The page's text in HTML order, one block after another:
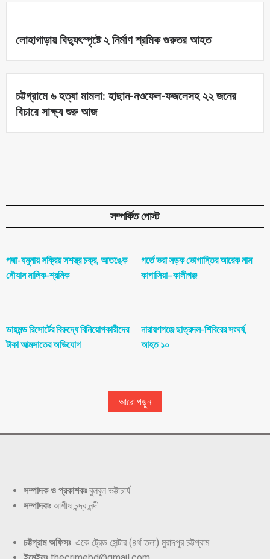
লোহাগাড়ায় বিদ্যুৎস্পৃষ্টে ২ নির্মাণ শ্রমিক গুরুতর আহত
চট্টগ্রামে ৬ হত্যা মামলা: হাছান-নওফেল-ফজলেসহ ২২ জনের
বিচারে সাক্ষ্য শুরু আজ
সম্পর্কিত পোস্ট
পদ্মা-যমুনায় সক্রিয় সশস্ত্র চক্র, আতঙ্কে
নৌযান মালিক-শ্রমিক
গর্তে ভরা সড়ক ভোগান্তির আরেক নাম
কাপাসিয়া–কালীগঞ্জ
ডায়মন্ড রিসোর্টের বিরুদ্ধে বিনিয়োগকারীদের
টাকা আত্মসাতের অভিযোগ
নারায়ণগঞ্জে ছাত্রদল-শিবিরের সংঘর্ষ,
আহত ১০
আরো পড়ুন
সম্পাদক ও প্রকাশকঃবুলবুল ভট্টাচার্য
সম্পাদকঃআশীষ চন্দ্র নন্দী
চট্টগ্রাম অফিসঃএকে ট্রেড সেন্টার (৪র্থ তলা) মুরাদপুর চট্টগ্রাম